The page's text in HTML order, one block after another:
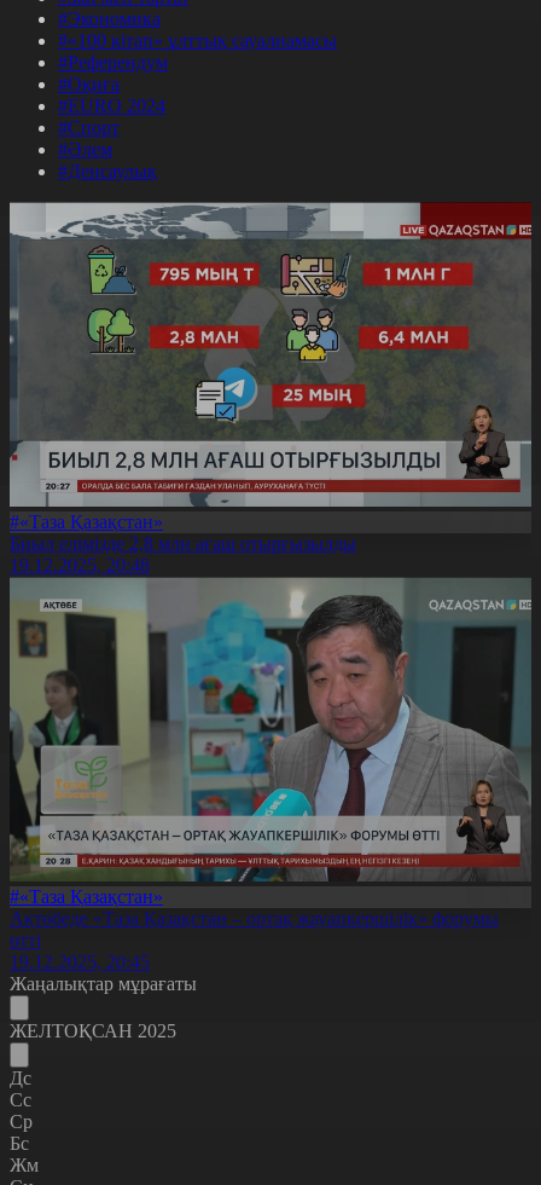
#Экономика
#«100 кітап» ұлттық сауалнамасы
#Референдум
#Оқиға
#EURO 2024
#Спорт
#Әлем
#Денсаулық
#«Таза Қазақстан»
Биыл елімізде 2,8 млн ағаш отырғызылды
19.12.2025, 20:48
#«Таза Қазақстан»
Ақтөбеде «Таза Қазақстан – ортақ жауапкершілік» форумы
өтті
19.12.2025, 20:45
Жаңалықтар мұрағаты
ЖЕЛТОҚСАН 2025
Дс
Сс
Ср
Бс
Жм